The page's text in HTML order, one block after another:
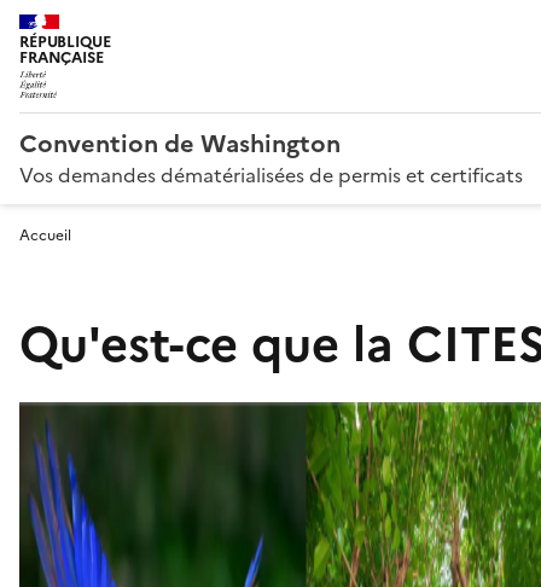
RÉPUBLIQUE
FRANÇAISE
Convention de Washington
Vos demandes dématérialisées de permis et certificats
Accueil
Qu'est-ce que la